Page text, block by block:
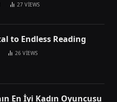
27VIEWS
to Endless Reading
26VIEWS
En İyi Kadın Oyuncusu